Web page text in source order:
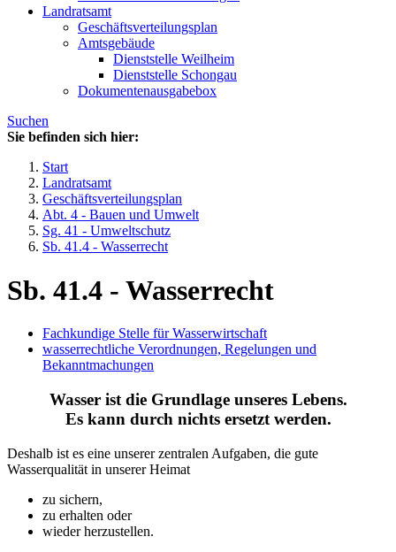
Landratsamt
Geschäftsverteilungsplan
Amtsgebäude
Dienststelle Weilheim
Dienststelle Schongau
Dokumentenausgabebox
Suchen
Sie befinden sich hier:
Start
Landratsamt
Geschäftsverteilungsplan
Abt. 4 - Bauen und Umwelt
Sg. 41 - Umweltschutz
Sb. 41.4 - Wasserrecht
Sb. 41.4 - Wasserrecht
Fachkundige Stelle für Wasserwirtschaft
wasserrechtliche Verordnungen, Regelungen und
Bekanntmachungen
Wasser ist die Grundlage unseres Lebens.
Es kann durch nichts ersetzt werden.
Deshalb ist es eine unserer zentralen Aufgaben, die gute
Wasserqualität in unserer Heimat
zu sichern,
zu erhalten oder
wieder herzustellen.